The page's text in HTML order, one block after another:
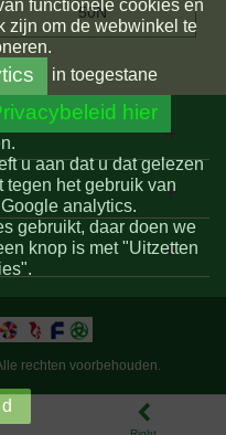
50N
functionele cookies en
zijn om de webwinkel te
in toegestane
hier
u aan dat u dat gelezen
tegen het gebruik van
analytics.
gebruikt, daar doen we
knop is met "Uitzetten
rechten voorbehouden.